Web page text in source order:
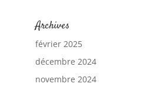
Archives
février 2025
décembre 2024
novembre 2024